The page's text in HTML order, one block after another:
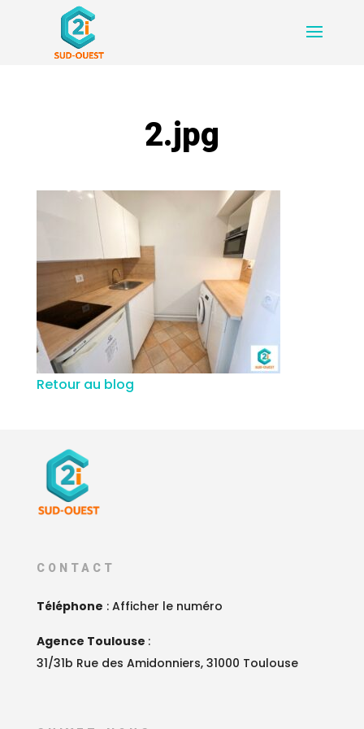
2.jpg
Retour au blog
CONTACT
Téléphone : Afficher le numéro
Agence Toulouse :
31/31b Rue des Amidonniers, 31000 Toulouse